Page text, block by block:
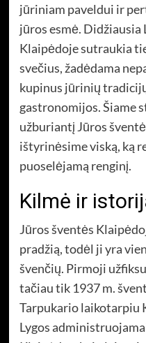
jūriniam paveldui ir
jūros esmė.
Klaipėdoje sutraukia
svečius, žadėdama
kupinus jūrinių
gastronomijos. Šiame
užburiantį Jūros
ištyrinėsime viską, ką
puoselėjamą renginį.
Kilmė ir
Jūros šventės
pradžią, todėl ji yra
švenčių. Pirmoji
tačiau tik 1937 m.
Tarpukario laikotarpiu
Lygos